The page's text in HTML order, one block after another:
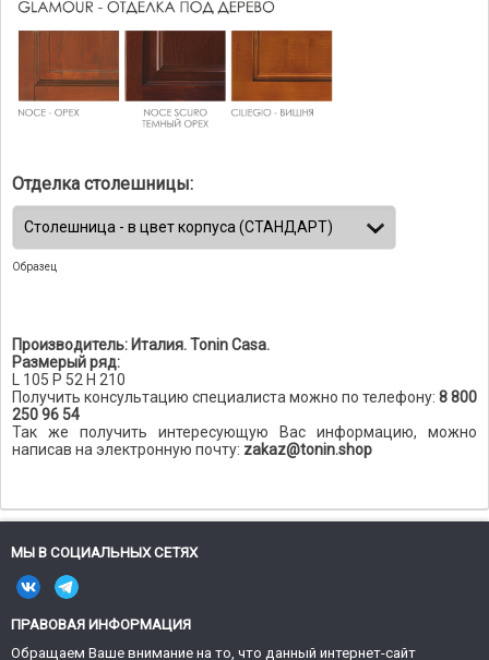
Отделка столешницы:
Образец
Производитель: Италия. Tonin Casa.
Размерый ряд:
L 105 P 52 H 210
Получить консультацию специалиста можно по телефону: 8 800
250 96 54
Так же получить интересующую Вас информацию, можно
написав на электронную почту: zakaz@tonin.shop
МЫ В СОЦИАЛЬНЫХ СЕТЯХ
ПРАВОВАЯ ИНФОРМАЦИЯ
Обращаем Ваше внимание на то, что данный интернет-сайт